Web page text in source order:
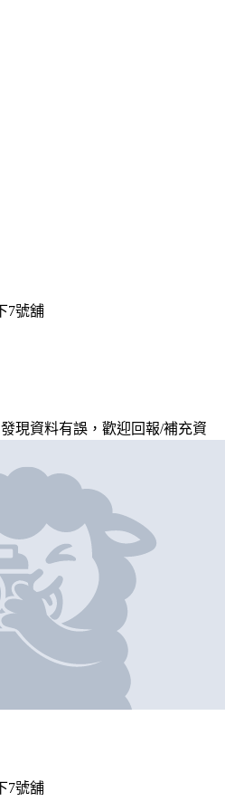
7號舖
現資料有誤，歡迎回報/補充資
7號舖